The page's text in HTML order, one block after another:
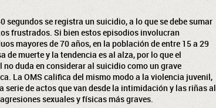
segundos se registra un suicidio, a lo que se debe sumar
frustrados. Si bien estos episodios involucran
mayores de 70 años, en la población de entre 15 a 29
de muerte y la tendencia es al alza, por lo que el
duda en considerar al suicidio como un grave
La OMS califica del mismo modo a la violencia juvenil,
serie de actos que van desde la intimidación y las riñas al
sexuales y físicas más graves.